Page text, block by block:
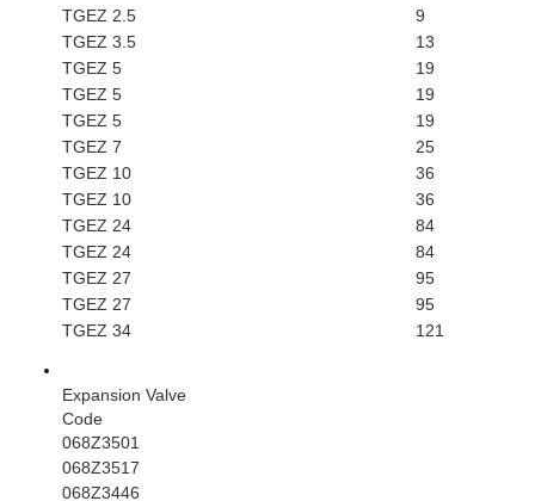
TGEZ 2.5
9
TGEZ 3.5
13
TGEZ 5
19
TGEZ 5
19
TGEZ 5
19
TGEZ 7
25
TGEZ 10
36
TGEZ 10
36
TGEZ 24
84
TGEZ 24
84
TGEZ 27
95
TGEZ 27
95
TGEZ 34
121
Expansion Valve
Code
068Z3501
068Z3517
068Z3446